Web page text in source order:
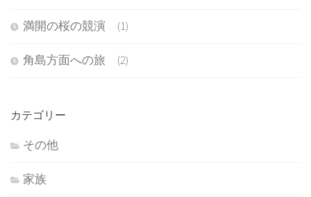
満開の桜の競演 (1)
角島方面への旅 (2)
カテゴリー
その他
家族